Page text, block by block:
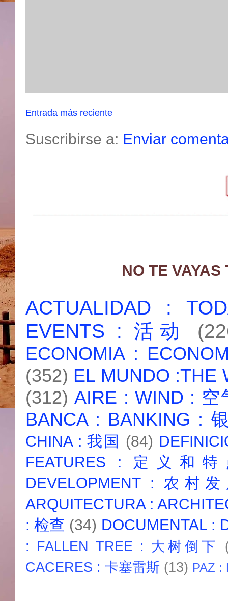
Entrada más reciente
Suscribirse a: Enviar
NO TE
ACTUALIDAD :
EVENTS : 活动
ECONOMIA :
(352) EL MUNDO :THE
(312) AIRE : WIND : 空
BANCA : BANKING :
CHINA : 我国 (84)
FEATURES : 定义和
DEVELOPMENT : 农村
ARQUITECTURA :
: 检查 (34) DOCUMENTAL :
: FALLEN TREE : 大树倒下
CACERES : 卡塞雷斯 (13) PAZ :